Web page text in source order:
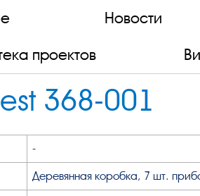
Новости
проектов
368-001
-
Деревянная коробка, 7 шт.